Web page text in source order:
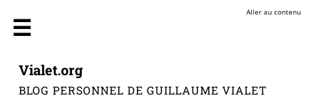
Aller au contenu
Vialet.org
BLOG PERSONNEL DE GUILLAUME VIALET